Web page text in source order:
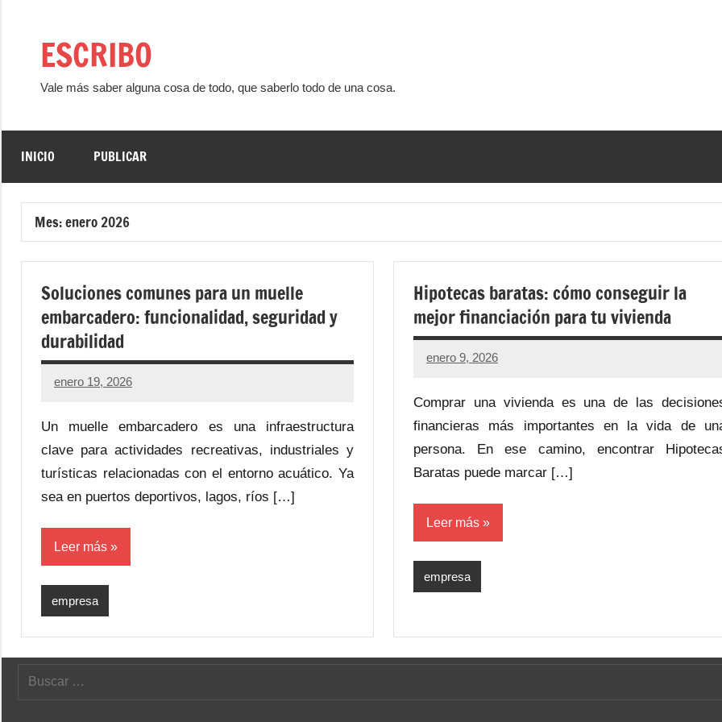
contenidoESCRIBO
Vale más saber alguna cosa de todo, que saberlo todo de una cosa.
INICIO PUBLICAR
Mes:enero 2026
Soluciones comunes para un muelle
embarcadero: funcionalidad, seguridad y
durabilidad
enero 19, 2026
Un muelle embarcadero es una infraestructura
clave para actividades recreativas, industriales y
turísticas relacionadas con el entorno acuático. Ya
sea en puertos deportivos, lagos, ríos […]
Leer más
empresa
Hipotecas baratas: cómo conseguir la
mejor financiación para tu vivienda
enero 9, 2026
Comprar una vivienda es una de las
financieras más importantes en la vida de
persona. En ese camino, encontrar
Baratas puede marcar […]
Leer más
empresa
Buscar: